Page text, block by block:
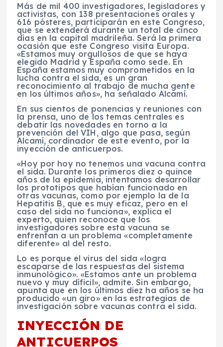
Más de mil 400 investigadores, legisladores y
activistas, con 138 presentaciones orales y
616 pósteres, participarán en este Congreso,
que se extenderá durante un total de cinco
días en la capital madrileña. Será la primera
ocasión que este Congreso visita Europa.
«Estamos muy orgullosos de que se haya
elegido Madrid y España como sede. En
España estamos muy comprometidos en la
lucha contra el sida, es un gran
reconocimiento al trabajo de mucha gente
en los últimos años», ha señalado Alcamí.
En sus cientos de ponencias y reuniones con
la prensa, uno de los temas centrales es
debatir las novedades en torno a la
prevención del VIH, algo que pasa, según
Alcamí, cordinador de este evento, por la
inyección de anticuerpos.
«Hoy por hoy no tenemos una vacuna contra
el sida. Durante los primeros diez o quince
años de la epidemia, intentamos desarrollar
los prototipos que habían funcionado en
otras vacunas, como por ejemplo la de la
Hepatitis B, que es muy eficaz, pero en el
caso del sida no funciona», explica el
experto, quien reconoce que los
investigadores sobre esta vacuna se
enfrentan a un problema «completamente
diferente» al del resto.
Lo es porque el virus del sida «logra
escaparse de las respuestas del sistema
inmunológico». «Estamos ante un problema
nuevo y muy díficil», admite. Sin embargo,
apunta que en los últimos diez ha años se ha
producido «un giro» en las estrategias de
investigación sobre vacunas contra el sida.
INYECCIÓN DE
ANTICUERPOS